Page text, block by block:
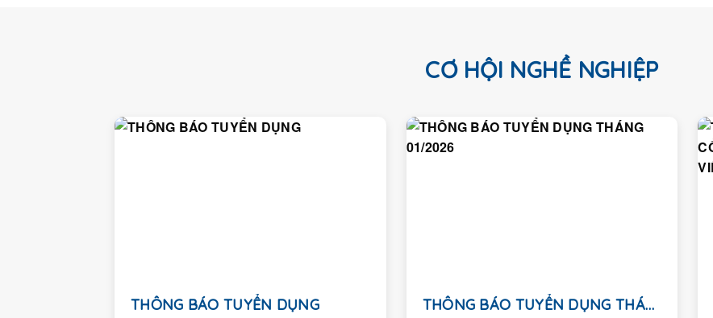
CƠ HỘI NGHỀ NGHIỆP
THÔNG BÁO TUYỂN DỤNG THÔNG BÁO TUYỂN DỤNG THÁNG 01/2026